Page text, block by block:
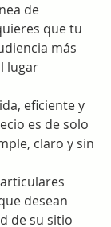
de
que tu
más
lugar
eficiente y
es de solo
claro y sin
desean
de su sitio